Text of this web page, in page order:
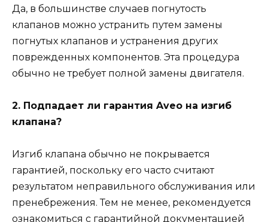
Да, в большинстве случаев погнутость
клапанов можно устранить путем замены
погнутых клапанов и устранения других
поврежденных компонентов. Эта процедура
обычно не требует полной замены двигателя.
2. Подпадает ли гарантия Aveo на изгиб
клапана?
Изгиб клапана обычно не покрывается
гарантией, поскольку его часто считают
результатом неправильного обслуживания или
пренебрежения. Тем не менее, рекомендуется
ознакомиться с гарантийной документацией